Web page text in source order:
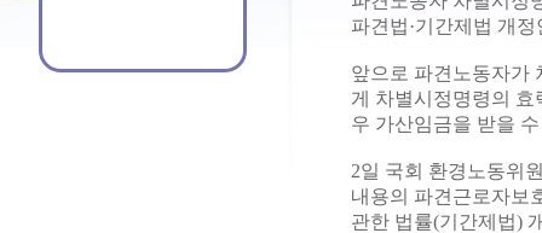
파견법·기간제법 개
앞으로 파견노동자가
게 차별시정명령의
우 가산임금을 받을
2일 국회 환경노동위
내용의 파견근로자보
관한 법률(기간제법)